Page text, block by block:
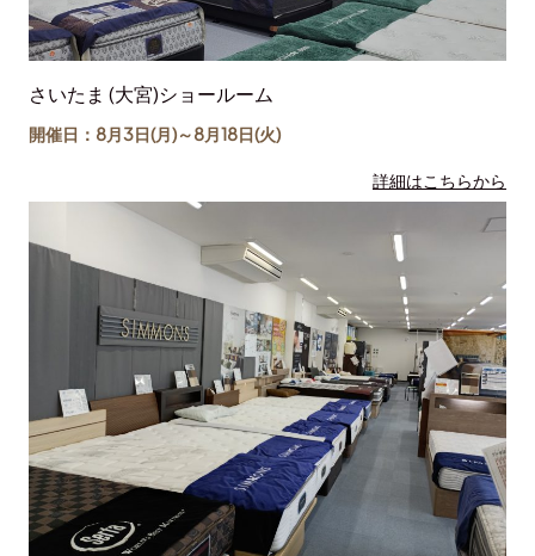
さいたま (大宮)ショールーム
開催日：8月3日(月)～8月18日(火)
詳細はこちらから